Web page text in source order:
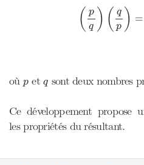
( p
q ) ( q
p ) =
(p q )( p )=(
où p
petq
q sont deux nombres
Ce développement propose
les propriétés du résultant.